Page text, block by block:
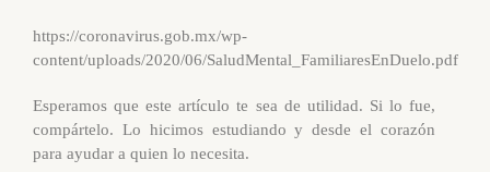
https://coronavirus.gob.mx/wp-
content/uploads/2020/06/SaludMental_FamiliaresEnDuelo.pdf
Esperamos que este artículo te sea de utilidad. Si lo fue,
compártelo. Lo hicimos estudiando y desde el corazón
para ayudar a quien lo necesita.